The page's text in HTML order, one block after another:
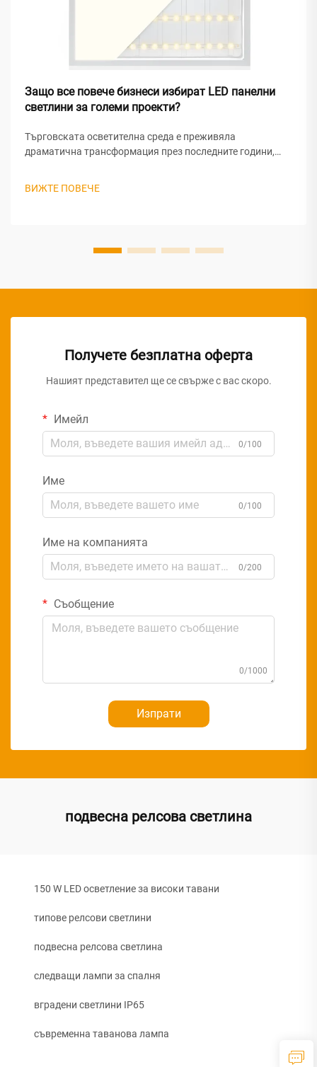
Защо все повече бизнеси избират LED панелни
светлини за големи проекти?
Търговската осветителна среда е преживяла
драматична трансформация през последните години,
ВИЖТЕ ПОВЕЧЕ
Получете безплатна оферта
Нашият представител ще се свърже с вас скоро.
Имейл
0/100
Име
0/100
Име на компанията
0/200
Съобщение
0/1000
Изпрати
подвесна релсова светлина
150 W LED осветление за високи тавани
типове релсови светлини
подвесна релсова светлина
следващи лампи за спалня
вградени светлини IP65
съвременна таванова лампа